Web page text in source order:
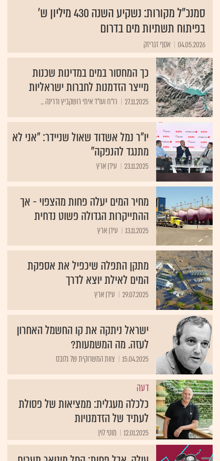
סמנכ"ל מקורות: נשקיע השנה 430 מיליון ש'
בפיתוח תשתיות מים בדרום
04.05.2026 אסף זגריזק
כך המחסור במים במדינות שכנות
מייצר הזדמנות לחברות ישראליות
27.11.2025 רו"ח ועו"ד איתי רושקביץ ודרינה ...
יו"ר נמל אשדוד שאול שניידר: "אני לא
מתנגד להנפקה"
23.11.2025 עידן ארץ
מחיר המים יעלה פחות מהצפוי - אך
ההתייקרות הגדולה פשוט נדחית
13.11.2025 עידן ארץ
מתקן התפלה שיכפיל את אספקת
המים לאילת יוצא לדרך
29.07.2025 עידן ארץ
ישראל ניתקה את קו החשמל האחרון
לעזה. מה המשמעות?
15.04.2025 צוות המשרוקית של גלובס
דעה
כלכלה מעגלית: ממציאות של פסולת
לעתיד של הזדמנויות
12.01.2025 מוטי לוין